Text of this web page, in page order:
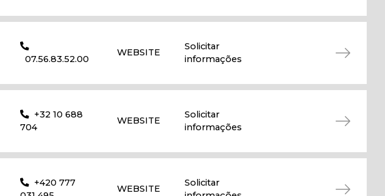
07.56.83.52.00
WEBSITE
Solicitar
informações
+32 10 688
704
WEBSITE
Solicitar
informações
+420 777
WEBSITE
Solicitar